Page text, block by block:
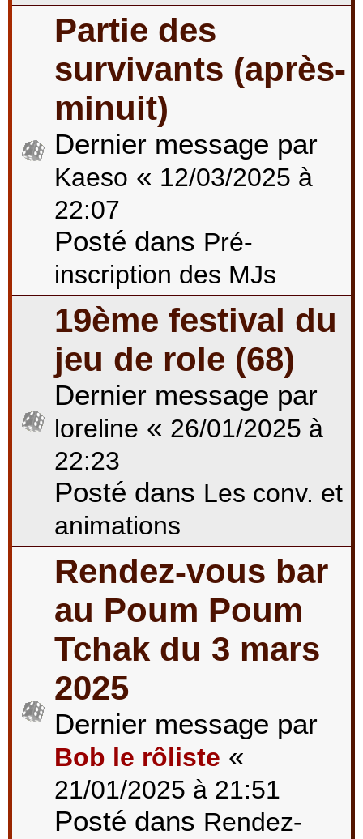
Partie des
survivants (après-
minuit)
Dernier message par
Kaeso « 12/03/2025 à
22:07
Posté dans Pré-
inscription des MJs
19ème festival du
jeu de role (68)
Dernier message par
loreline « 26/01/2025 à
22:23
Posté dans Les conv. et
animations
Rendez-vous bar
au Poum Poum
Tchak du 3 mars
2025
Dernier message par
Bob le rôliste «
21/01/2025 à 21:51
Posté dans Rendez-